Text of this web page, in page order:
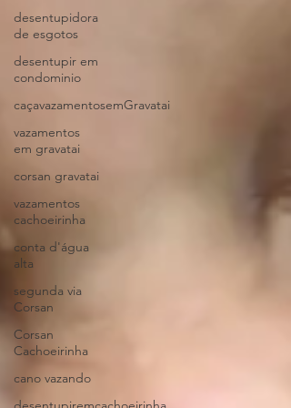
desentupidora
de esgotos
desentupir em
condominio
caçavazamentosemGravatai
vazamentos
em gravatai
corsan gravatai
vazamentos
cachoeirinha
conta d'água
alta
segunda via
Corsan
Corsan
Cachoeirinha
cano vazando